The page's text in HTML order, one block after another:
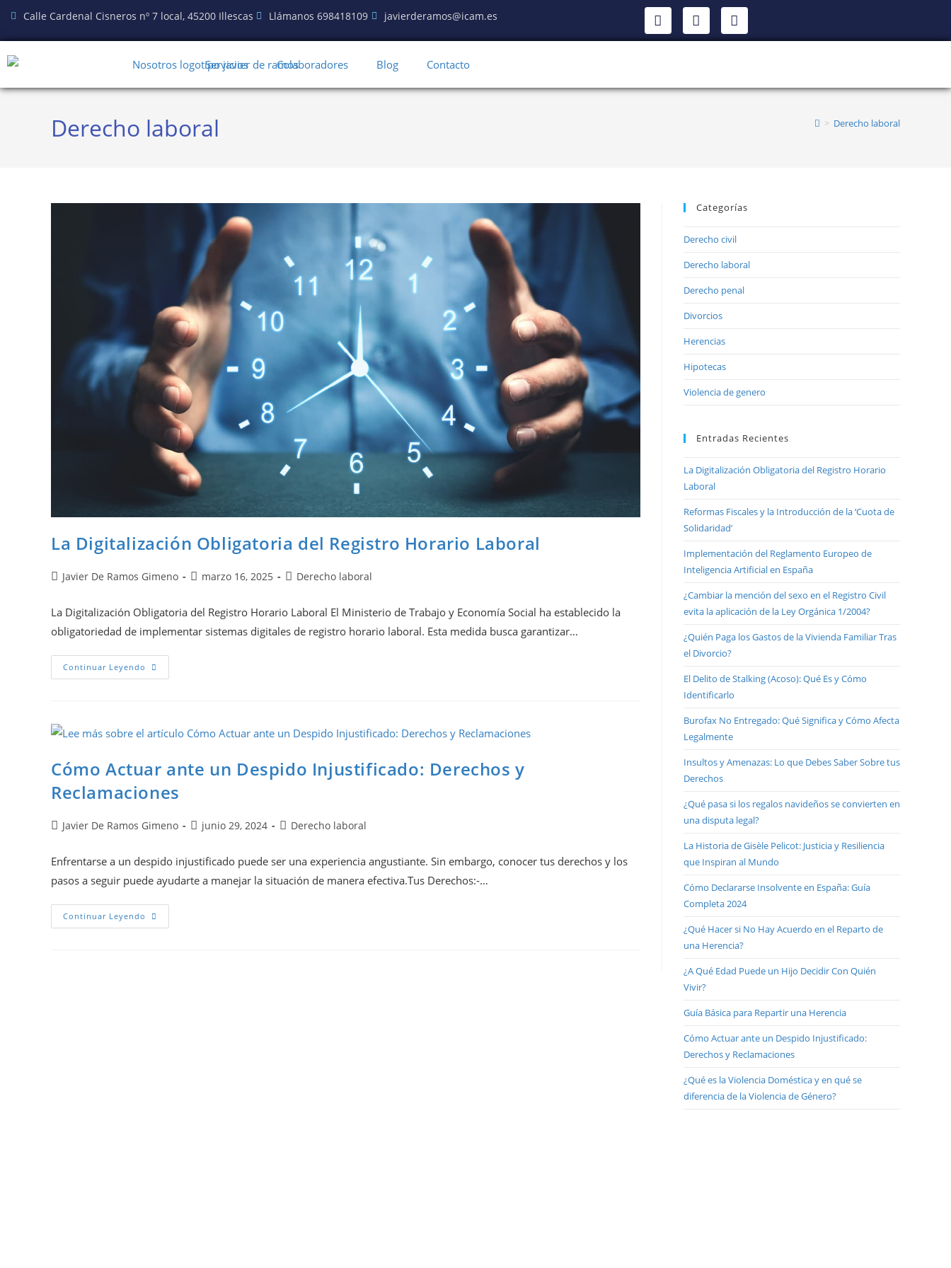
Calle Cardenal Cisneros nº 7 local, 45200 Illescas Llámanos 698418109 javierderamos@icam.es
Nosotros Servicios Colaboradores Blog Contacto
Derecho laboral > Derecho laboral
La Digitalización Obligatoria del Registro Horario Laboral
Javier De Ramos Gimeno marzo 16, 2025 Derecho laboral
La Digitalización Obligatoria del Registro Horario Laboral El Ministerio de Trabajo y Economía Social ha establecido la
obligatoriedad de implementar sistemas digitales de registro horario laboral. Esta medida busca garantizar…
Continuar Leyendo
Cómo Actuar ante un Despido Injustificado: Derechos y
Reclamaciones
Javier De Ramos Gimeno junio 29, 2024 Derecho laboral
Enfrentarse a un despido injustificado puede ser una experiencia angustiante. Sin embargo, conocer tus derechos y los
pasos a seguir puede ayudarte a manejar la situación de manera efectiva.Tus Derechos:-…
Continuar Leyendo
Categorías
Derecho civil
Derecho laboral
Derecho penal
Divorcios
Herencias
Hipotecas
Violencia de genero
Entradas Recientes
La Digitalización Obligatoria del Registro Horario
Laboral
Reformas Fiscales y la Introducción de la ‘Cuota de
Solidaridad’
Implementación del Reglamento Europeo de
Inteligencia Artificial en España
¿Cambiar la mención del sexo en el Registro Civil
evita la aplicación de la Ley Orgánica 1/2004?
¿Quién Paga los Gastos de la Vivienda Familiar Tras
el Divorcio?
El Delito de Stalking (Acoso): Qué Es y Cómo
Identificarlo
Burofax No Entregado: Qué Significa y Cómo Afecta
Legalmente
Insultos y Amenazas: Lo que Debes Saber Sobre tus
Derechos
¿Qué pasa si los regalos navideños se convierten en
una disputa legal?
La Historia de Gisèle Pelicot: Justicia y Resiliencia
que Inspiran al Mundo
Cómo Declararse Insolvente en España: Guía
Completa 2024
¿Qué Hacer si No Hay Acuerdo en el Reparto de
una Herencia?
¿A Qué Edad Puede un Hijo Decidir Con Quién
Vivir?
Guía Básica para Repartir una Herencia
Cómo Actuar ante un Despido Injustificado:
Derechos y Reclamaciones
¿Qué es la Violencia Doméstica y en qué se
diferencia de la Violencia de Género?